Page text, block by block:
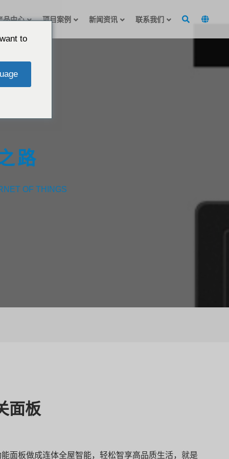
品中心 项目案例 新闻资讯 联系我们
路
OF THINGS
面板
面板做成连体全屋智能，轻松智享高品质生活，就是
to